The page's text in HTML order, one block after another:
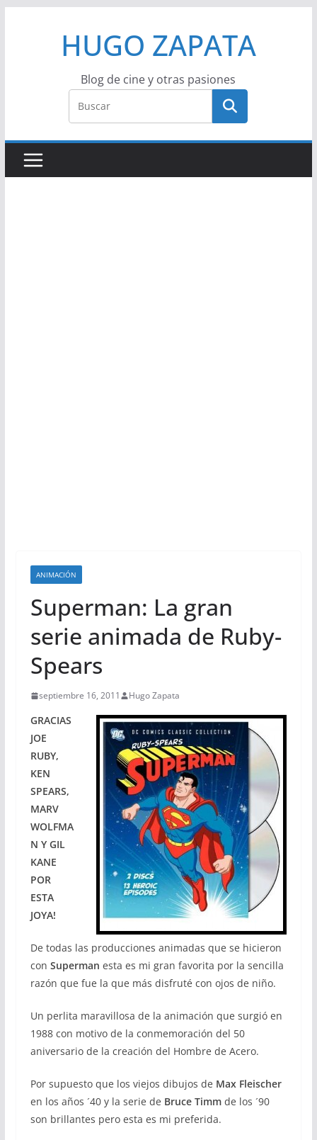
HUGO ZAPATA
Blog de cine y otras pasiones
ANIMACIÓN
Superman: La gran
serie animada de Ruby-
Spears
septiembre 16, 2011 Hugo Zapata
GRACIAS
JOE
RUBY,
KEN
SPEARS,
MARV
WOLFMA
N Y GIL
KANE
POR
ESTA
JOYA!
De todas las producciones animadas que se hicieron
con Superman esta es mi gran favorita por la sencilla
razón que fue la que más disfruté con ojos de niño.
Un perlita maravillosa de la animación que surgió en
1988 con motivo de la conmemoración del 50
aniversario de la creación del Hombre de Acero.
Por supuesto que los viejos dibujos de Max Fleischer
en los años ´40 y la serie de Bruce Timmde los ´90
son brillantes pero esta es mi preferida.